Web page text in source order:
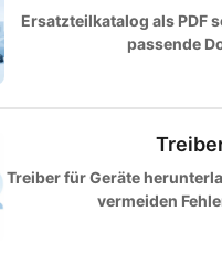
Ersatzteilkatalog als PDF
passende
Treiber für Geräte
vermeiden